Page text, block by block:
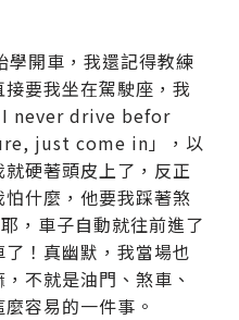
開車，我還記得教練
要我坐在駕駛座，我
I never drive befor
just come in」，以
硬著頭皮上了，反正
什麼，他要我踩著煞
，車子自動就往前進了
！真幽默，我當場也
不就是油門、煞車、
容易的一件事。